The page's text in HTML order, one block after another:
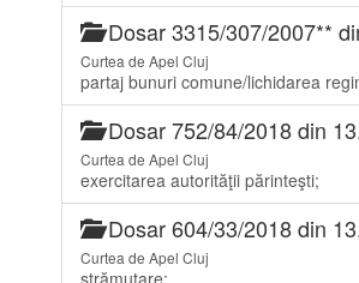
Dosar 3315/307/2007**
Curtea de Apel Cluj
partaj bunuri comune/lichidarea
Dosar 752/84/2018 din
Curtea de Apel Cluj
exercitarea autorităţii părinteşti;
Dosar 604/33/2018 din
Curtea de Apel Cluj
strămutare;